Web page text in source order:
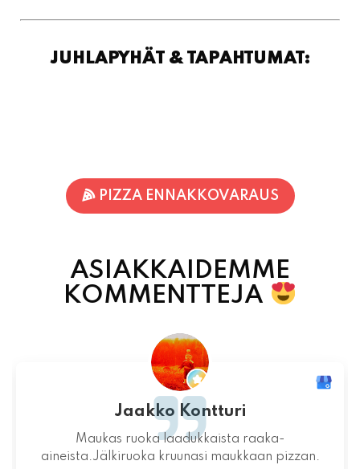
JUHLAPYHÄT & TAPAHTUMAT:
PIZZA ENNAKKOVARAUS
ASIAKKAIDEMME
KOMMENTTEJA
Jaakko Kontturi
Maukas ruoka laadukkaista raaka-
aineista.Jälkiruoka kruunasi maukkaan pizzan.